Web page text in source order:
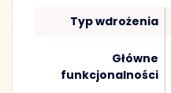
Typ wdrożenia
Główne
funkcjonalności